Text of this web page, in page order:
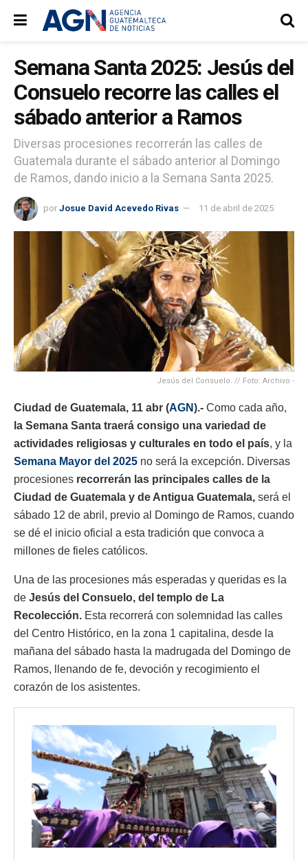
Semana Santa 2025: Jesús del
Consuelo recorre las calles el
sábado anterior a Ramos
Diversas procesiones recorrerán las calles de
Guatemala durante el sábado anterior al Domingo
de Ramos, dando inicio a la Semana Santa 2025.
por Josue David Acevedo Rivas 11 de abril de 2025
Jesús del Consuelo. // Foto: Archivo -
Ciudad de Guatemala, 11 abr (AGN).- Como cada año,
la Semana Santa traerá consigo una variedad de
actividades religiosas y culturales en todo el país, y la
Semana Mayor del 2025 no será la excepción. Diversas
procesiones recorrerán las principales calles de la
Ciudad de Guatemala y de Antigua Guatemala, será el
sábado 12 de abril, previo al Domingo de Ramos, cuando
se dé el inicio oficial a esta tradición que convoca a
millones de fieles católicos.
Una de las procesiones más esperadas y queridas es la
de Jesús del Consuelo, del templo de La
Recolección. Esta recorrerá con solemnidad las calles
del Centro Histórico, en la zona 1 capitalina, desde la
mañana del sábado hasta la madrugada del Domingo de
Ramos, llenando de fe, devoción y recogimiento el
corazón de los asistentes.